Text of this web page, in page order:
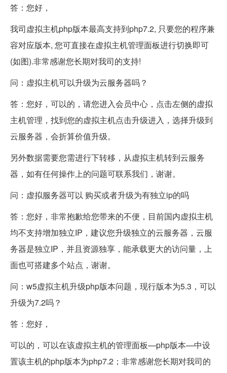
答：您好，
我司虚拟主机php版本最高支持到php7.2, 只要您的程序兼
容对应版本, 您可直接在虚拟主机管理面板进行切换即可
(如图).非常感谢您长期对我司的支持!
问：虚拟主机可以升级为云服务器吗？
答：您好，可以的，请您进入会员中心，点击左侧的虚拟
主机管理，找到您的虚拟主机点击升级进入，选择升级到
云服务器，会折算价值升级。
另外数据需要您需进行下转移，从虚拟主机转到云服务
器，如有任何操作上的问题可联系我们，谢谢。
问：虚拟服务器可以 购买或者升级为有独立ip的吗
答：您好，非常抱歉给您带来的不便，目前国内虚拟主机
均不支持增加独立IP，建议您升级独立的云服务器，云服
务器是独立IP，并且资源独享，能承载更大的访问量，上
面也可搭建多个站点，谢谢。
问：w5虚拟主机升级php版本问题，现行版本为5.3，可以
升级为7.2吗？
答：您好，
可以的，可以在该虚拟主机的管理面板—php版本—中设
置该主机的php版本为php7.2；非常感谢您长期对我司的